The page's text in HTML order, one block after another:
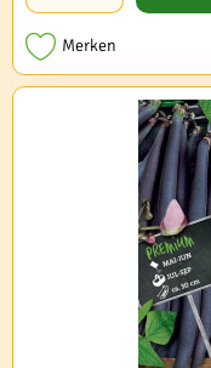
Merken